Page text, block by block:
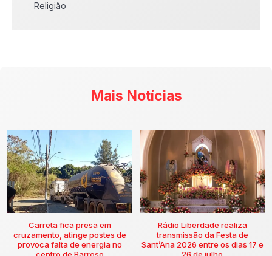
Religião
Mais Notícias
Carreta fica presa em
cruzamento, atinge postes de
provoca falta de energia no
Rádio Liberdade realiza
transmissão da Festa de
Sant’Ana 2026 entre os dias 17 e